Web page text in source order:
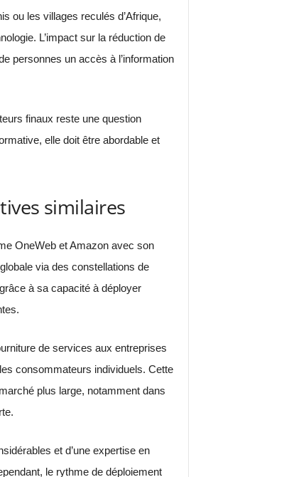
ou les villages reculés d’Afrique,
L’impact sur la réduction de
personnes un accès à l’information
finaux reste une question
elle doit être abordable et
similaires
OneWeb et Amazon avec son
via des constellations de
à sa capacité à déployer
de services aux entreprises
consommateurs individuels. Cette
plus large, notamment dans
et d’une expertise en
le rythme de déploiement